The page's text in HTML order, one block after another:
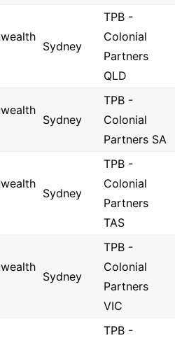
Sydney
TPB -
Colonial
Partners
QLD
Sydney
TPB -
Colonial
Partners SA
Sydney
TPB -
Colonial
Partners
TAS
Sydney
TPB -
Colonial
Partners
VIC
TPB -